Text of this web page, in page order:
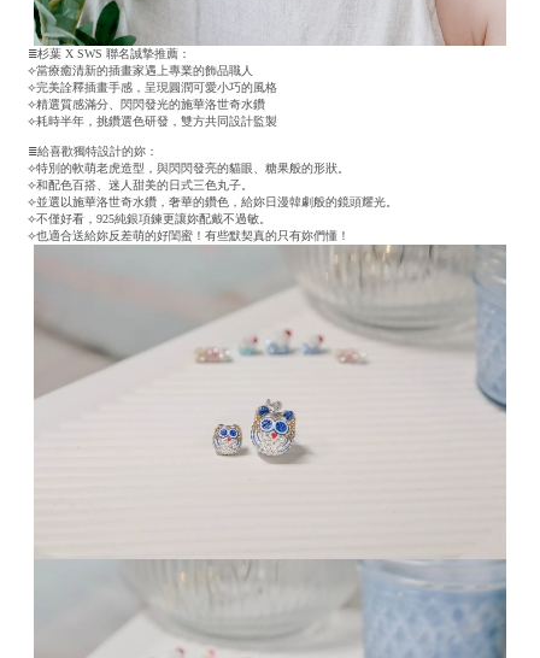
≣杉葉 X SWS 聯名誠摯推薦：
⟣當療癒清新的插畫家遇上專業的飾品職人
⟣完美詮釋插畫手感，呈現圓潤可愛小巧的風格
⟣精選質感滿分、閃閃發光的施華洛世奇水鑽
⟣耗時半年，挑鑽選色研發，雙方共同設計監製
≣給喜歡獨特設計的妳：
⟣特別的軟萌老虎造型，與閃閃發亮的貓眼、糖果般的形狀。
⟣和配色百搭、迷人甜美的日式三色丸子。
⟣並選以施華洛世奇水鑽，奢華的鑽色，給妳日漫韓劇般的鏡頭耀光。
⟣不僅好看，925純銀項鍊更讓妳配戴不過敏。
⟣也適合送給妳反差萌的好閨蜜！有些默契真的只有妳們懂！